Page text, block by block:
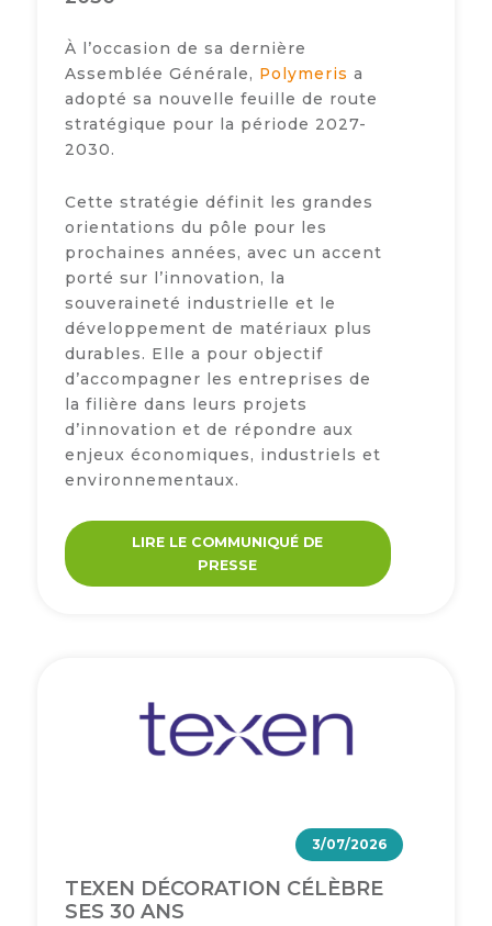
À l’occasion de sa dernière
Assemblée Générale, Polymeris a
adopté sa nouvelle feuille de route
stratégique pour la période 2027-
2030.
Cette stratégie définit les grandes
orientations du pôle pour les
prochaines années, avec un accent
porté sur l’innovation, la
souveraineté industrielle et le
développement de matériaux plus
durables. Elle a pour objectif
d’accompagner les entreprises de
la filière dans leurs projets
d’innovation et de répondre aux
enjeux économiques, industriels et
environnementaux.
LIRE LE COMMUNIQUÉ DE
PRESSE
3/07/2026
TEXEN DÉCORATION CÉLÈBRE
SES 30 ANS